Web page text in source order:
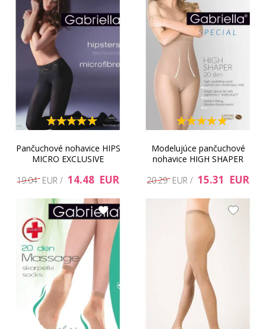
Pančuchové nohavice HIPS
MICRO EXCLUSIVE
19.04 EUR / 14.48 EUR
Modelujúce pančuchové
nohavice HIGH SHAPER
20.29 EUR / 15.31 EUR